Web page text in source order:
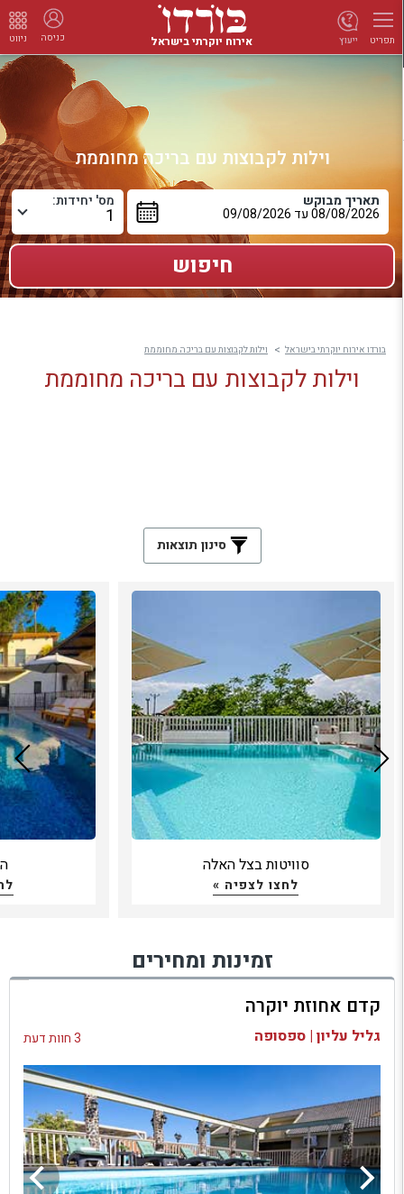
תפריט אירוח יוקרתי בישראל כניסה ניווט ייעוץ
וילות לקבוצות עם בריכה מחוממת
תאריך מבוקש מס' יחידות:
בורדו אירוח יוקרתי בישראל וילות לקבוצות עם בריכה מחוממת
וילות לקבוצות עם בריכה מחוממת
סינון תוצאות
סוויטות בצל האלה
לחצו לצפיה »
זמינות ומחירים
קדם אחוזת יוקרה
גליל עליון | ספסופה 3 חוות דעת